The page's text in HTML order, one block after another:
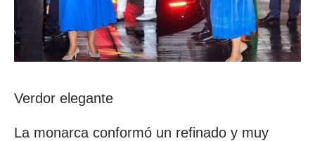
Verdor elegante
La monarca conformó un refinado y muy